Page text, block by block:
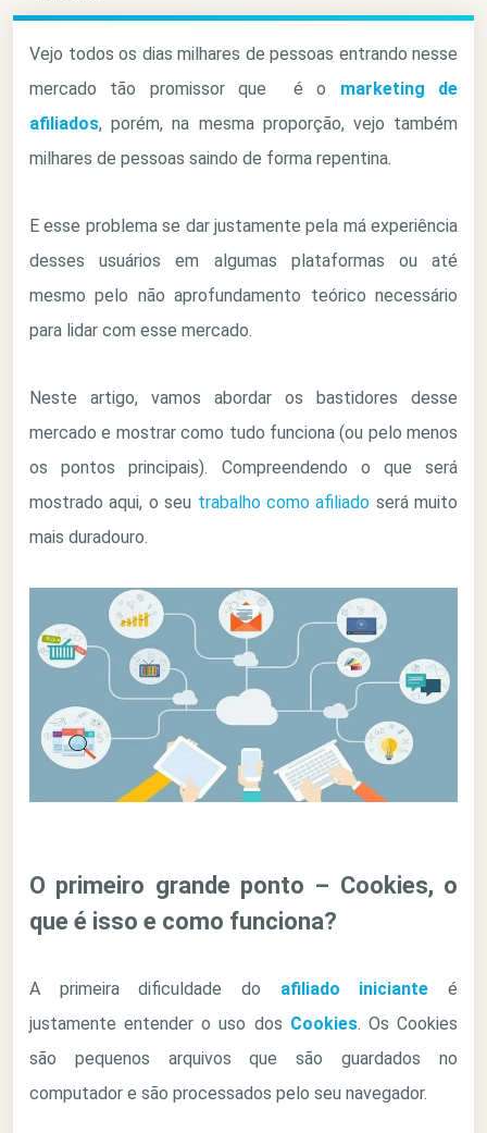
Vejo todos os dias milhares de pessoas entrando nesse
mercado tão promissor que é o marketing de
afiliados, porém, na mesma proporção, vejo também
milhares de pessoas saindo de forma repentina.
E esse problema se dar justamente pela má experiência
desses usuários em algumas plataformas ou até
mesmo pelo não aprofundamento teórico necessário
para lidar com esse mercado.
Neste artigo, vamos abordar os bastidores desse
mercado e mostrar como tudo funciona (ou pelo menos
os pontos principais). Compreendendo o que será
mostrado aqui, o seu trabalho como afiliado será muito
mais duradouro.
O primeiro grande ponto – Cookies, o
que é isso e como funciona?
A primeira dificuldade do afiliado iniciante é
justamente entender o uso dos Cookies. Os Cookies
são pequenos arquivos que são guardados no
computador e são processados pelo seu navegador.